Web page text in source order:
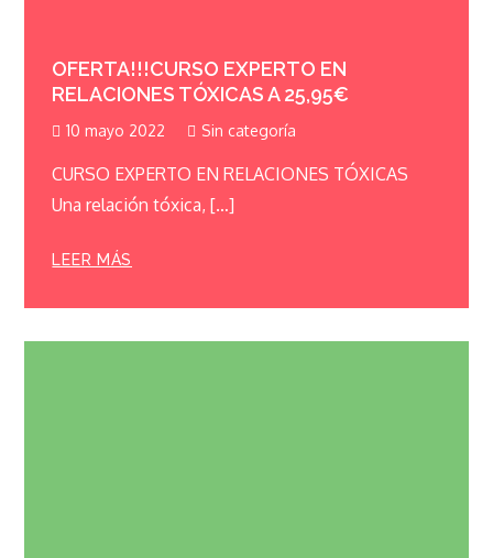
OFERTA!!!CURSO EXPERTO EN
RELACIONES TÓXICAS A 25,95€
10 mayo 2022 Sin categoría
CURSO EXPERTO EN RELACIONES TÓXICAS
Una relación tóxica, […]
LEER MÁS